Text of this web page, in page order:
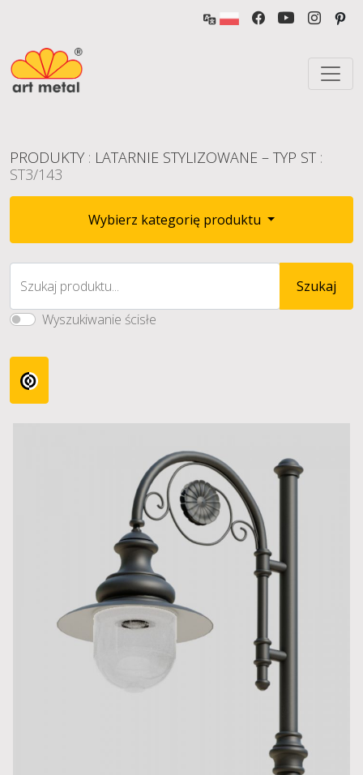
PRODUKTY : LATARNIE STYLIZOWANE – TYP ST :
ST3/143
Wybierz kategorię produktu
Szukaj produktu...
Szukaj
Wyszukiwanie ścisłe